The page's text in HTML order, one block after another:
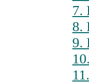
7.
8.
9.